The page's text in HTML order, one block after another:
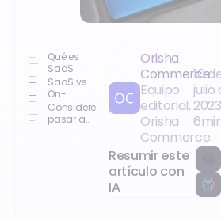
Qué es
SaaS
SaaS vs
On-
Premise:
Por qué
SaaS es
Considere
pasar a
Orisha
Commerce
Equipo
editorial,
Orisha
Commerce
10
julio
2023
6
Resumir este
artículo con
IA